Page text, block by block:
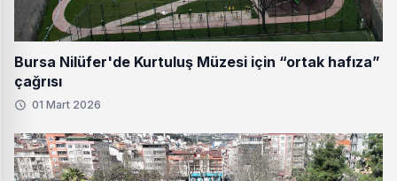
Bursa Nilüfer'de Kurtuluş Müzesi için “ortak hafıza”
çağrısı
01 Mart 2026